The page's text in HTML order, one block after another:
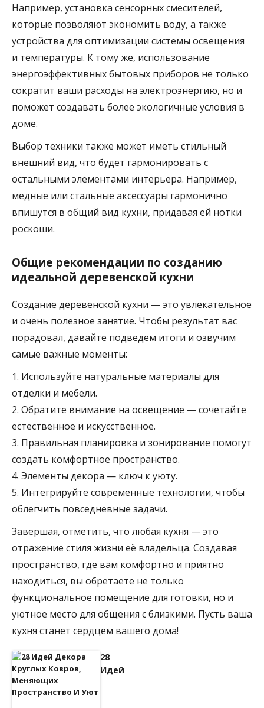
Например, установка сенсорных смесителей,
которые позволяют экономить воду, а также
устройства для оптимизации системы освещения
и температуры. К тому же, использование
энергоэффективных бытовых приборов не только
сократит ваши расходы на электроэнергию, но и
поможет создавать более экологичные условия в
доме.
Выбор техники также может иметь стильный
внешний вид, что будет гармонировать с
остальными элементами интерьера. Например,
медные или стальные аксессуары гармонично
впишутся в общий вид кухни, придавая ей нотки
роскоши.
Общие рекомендации по созданию
идеальной деревенской кухни
Создание деревенской кухни — это увлекательное
и очень полезное занятие. Чтобы результат вас
порадовал, давайте подведем итоги и озвучим
самые важные моменты:
1. Используйте натуральные материалы для
отделки и мебели.
2. Обратите внимание на освещение — сочетайте
естественное и искусственное.
3. Правильная планировка и зонирование помогут
создать комфортное пространство.
4. Элементы декора — ключ к уюту.
5. Интегрируйте современные технологии, чтобы
облегчить повседневные задачи.
Завершая, отметить, что любая кухня — это
отражение стиля жизни её владельца. Создавая
пространство, где вам комфортно и приятно
находиться, вы обретаете не только
функциональное помещение для готовки, но и
уютное место для общения с близкими. Пусть ваша
кухня станет сердцем вашего дома!
28
Идей